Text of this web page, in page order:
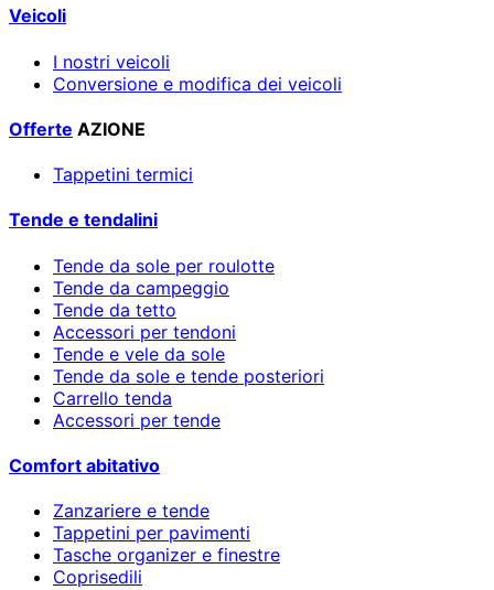
Veicoli
I nostri veicoli
Conversione e modifica dei veicoli
Offerte AZIONE
Tappetini termici
Tende e tendalini
Tende da sole per roulotte
Tende da campeggio
Tende da tetto
Accessori per tendoni
Tende e vele da sole
Tende da sole e tende posteriori
Carrello tenda
Accessori per tende
Comfort abitativo
Zanzariere e tende
Tappetini per pavimenti
Tasche organizer e finestre
Coprisedili